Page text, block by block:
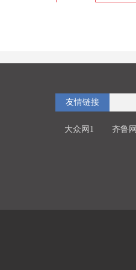
友情链接
大众网1 齐鲁网